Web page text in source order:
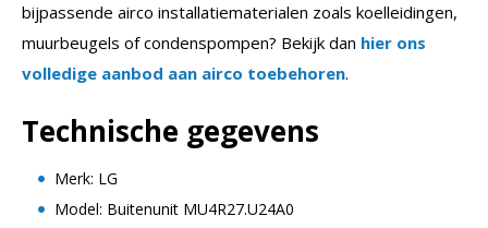
bijpassende airco installatiematerialen zoals koelleidingen,
muurbeugels of condenspompen? Bekijk dan hier ons
volledige aanbod aan airco toebehoren.
Technische gegevens
Merk: LG
Model: Buitenunit MU4R27.U24A0